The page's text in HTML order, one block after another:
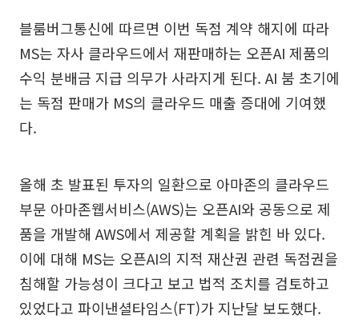
블룸버그통신에 따르면 이번 독점 계약 해지에 따라
MS는 자사 클라우드에서 재판매하는 오픈AI 제품의
수익 분배금 지급 의무가 사라지게 된다. AI 붐 초기에
는 독점 판매가 MS의 클라우드 매출 증대에 기여했
다.
올해 초 발표된 투자의 일환으로 아마존의 클라우드
부문 아마존웹서비스(AWS)는 오픈AI와 공동으로 제
품을 개발해 AWS에서 제공할 계획을 밝힌 바 있다.
이에 대해 MS는 오픈AI의 지적 재산권 관련 독점권을
침해할 가능성이 크다고 보고 법적 조치를 검토하고
있었다고 파이낸셜타임스(FT)가 지난달 보도했다.